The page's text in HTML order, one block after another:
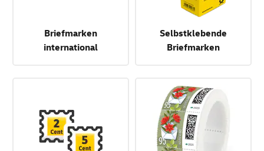
Briefmarken
international
Selbstklebende
Briefmarken